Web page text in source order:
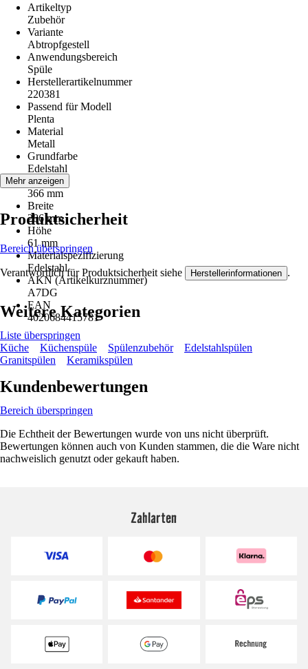
Artikeltyp
Zubehör
Variante
Abtropfgestell
Anwendungsbereich
Spüle
Herstellerartikelnummer
220381
Passend für Modell
Plenta
Material
Metall
Grundfarbe
Edelstahl
Länge
366 mm
Breite
286 mm
Höhe
61 mm
Materialspezifizierung
Edelstahl
AKN (Artikelkurznummer)
A7DG
EAN
4020684415781
Mehr anzeigen
Produktsicherheit
Bereich überspringen
Verantwortlich für Produktsicherheit siehe Herstellerinformationen .
Weitere Kategorien
Liste überspringen
Küche
Küchenspüle Spülenzubehör
Edelstahlspülen
Granitspülen
Keramikspülen
Kundenbewertungen
Bereich überspringen
Die Echtheit der Bewertungen wurde von uns nicht überprüft.
Bewertungen können auch von Kunden stammen, die die Ware nicht
nachweislich genutzt oder gekauft haben.
Zahlarten